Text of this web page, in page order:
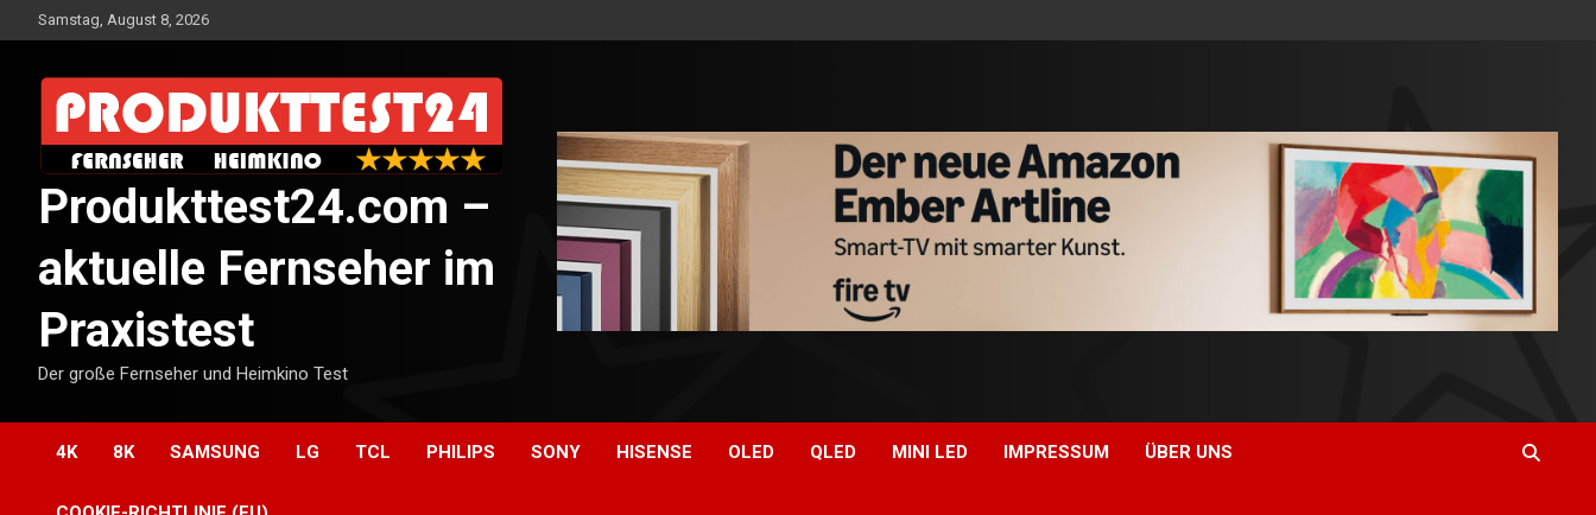
to
Samstag, August 8, 2026
Produkttest24.com –
aktuelle Fernseher im
Praxistest
Der große Fernseher und Heimkino Test
4K 8K SAMSUNG LG TCL PHILIPS SONY HISENSE OLED QLED MINI LED IMPRESSUM ÜBER UNS